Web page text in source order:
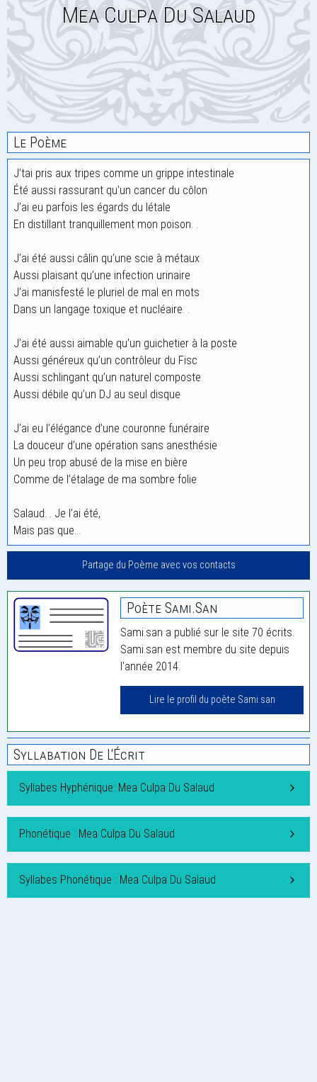
Mea Culpa Du Salaud
Le Poème
J’tai pris aux tripes comme un grippe intestinale
Été aussi rassurant qu’un cancer du côlon
J’ai eu parfois les égards du létale
En distillant tranquillement mon poison. .
J’ai été aussi câlin qu’une scie à métaux
Aussi plaisant qu’une infection urinaire
J’ai manisfesté le pluriel de mal en mots
Dans un langage toxique et nucléaire. .
J’ai été aussi aimable qu’un guichetier à la poste
Aussi généreux qu’un contrôleur du Fisc
Aussi schlingant qu’un naturel composte
Aussi débile qu’un DJ au seul disque
J’ai eu l’élégance d’une couronne funéraire
La douceur d’une opération sans anesthésie
Un peu trop abusé de la mise en bière
Comme de l’étalage de ma sombre folie
Salaud. . Je l’ai été,
Mais pas que…
Partage du Poème avec vos contacts
Poète Sami.san
Sami.san a publié sur le site 70 écrits.
Sami.san est membre du site depuis
l'année 2014.
Lire le profil du poète Sami.san
Syllabation De L'Écrit
Syllabes Hyphénique: Mea Culpa Du Salaud
Phonétique : Mea Culpa Du Salaud
Syllabes Phonétique : Mea Culpa Du Salaud